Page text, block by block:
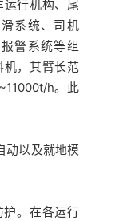
行机构、尾
系统、司机
警系统等组
机，其臂长范
h。此
动以及就地模
。在各运行